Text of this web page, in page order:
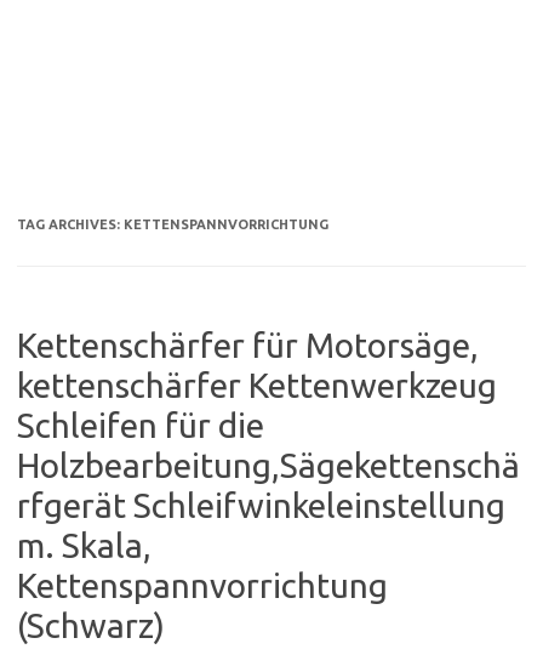
TAG ARCHIVES: KETTENSPANNVORRICHTUNG
Kettenschärfer für Motorsäge,
kettenschärfer Kettenwerkzeug
Schleifen für die
Holzbearbeitung,Sägekettenschä
rfgerät Schleifwinkeleinstellung
m. Skala,
Kettenspannvorrichtung
(Schwarz)